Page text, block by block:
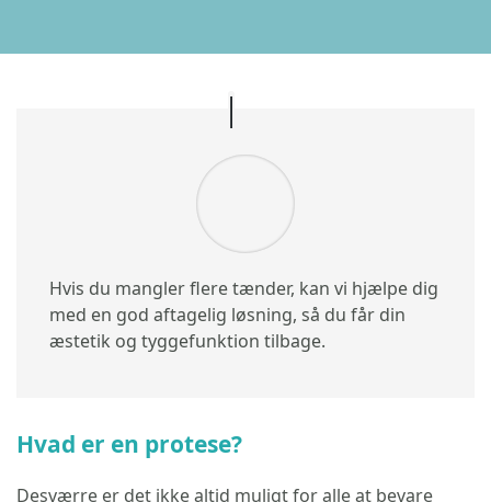
Hvis du mangler flere tænder, kan vi hjælpe dig
med en god aftagelig løsning, så du får din
æstetik og tyggefunktion tilbage.
Hvad er en protese?
Desværre er det ikke altid muligt for alle at bevare